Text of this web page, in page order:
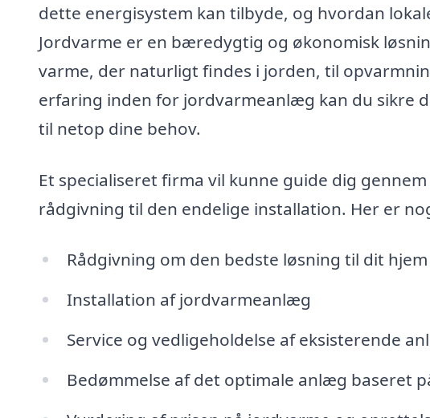
dette energisystem kan tilbyde, og hvordan
Jordvarme er en bæredygtig og økonomisk
varme, der naturligt findes i jorden, til
erfaring inden for jordvarmeanlæg kan du sikre
til netop dine behov.
Et specialiseret firma vil kunne guide dig
rådgivning til den endelige installation. Her er
Rådgivning om den bedste løsning til dit hjem
Installation af jordvarmeanlæg
Service og vedligeholdelse af eksisterende
Bedømmelse af det optimale anlæg baseret